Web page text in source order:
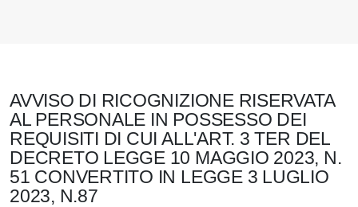
AVVISO DI RICOGNIZIONE RISERVATA
AL PERSONALE IN POSSESSO DEI
REQUISITI DI CUI ALL'ART. 3 TER DEL
DECRETO LEGGE 10 MAGGIO 2023, N.
51 CONVERTITO IN LEGGE 3 LUGLIO
2023, N.87